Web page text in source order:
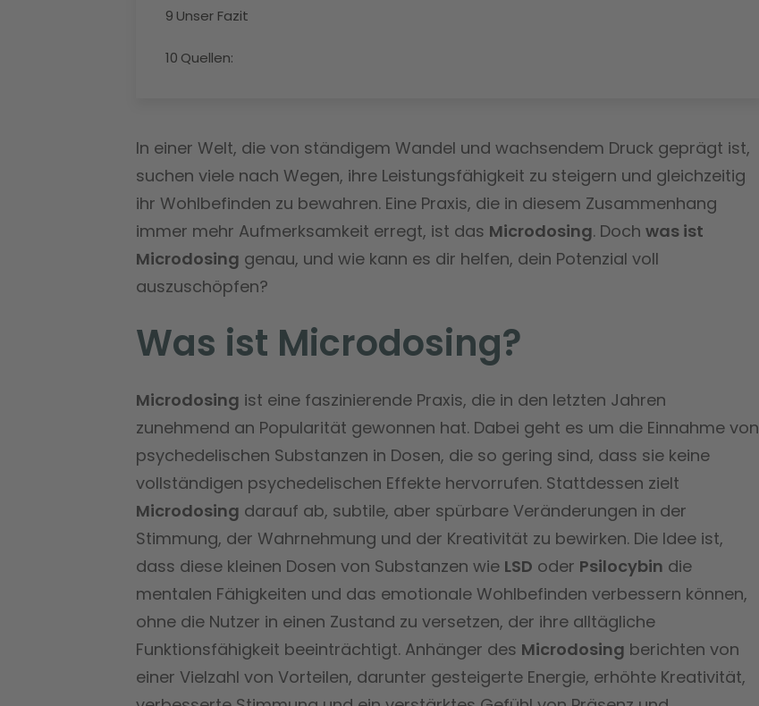
9 Unser Fazit
10 Quellen:
In einer Welt, die von ständigem Wandel und wachsendem Druck geprägt ist,
suchen viele nach Wegen, ihre Leistungsfähigkeit zu steigern und gleichzeitig
ihr Wohlbefinden zu bewahren. Eine Praxis, die in diesem Zusammenhang
immer mehr Aufmerksamkeit erregt, ist das Microdosing. Doch was ist
Microdosing genau, und wie kann es dir helfen, dein Potenzial voll
auszuschöpfen?
Was ist Microdosing?
Microdosing ist eine faszinierende Praxis, die in den letzten Jahren
zunehmend an Popularität gewonnen hat. Dabei geht es um die Einnahme von
psychedelischen Substanzen in Dosen, die so gering sind, dass sie keine
vollständigen psychedelischen Effekte hervorrufen. Stattdessen zielt
Microdosing darauf ab, subtile, aber spürbare Veränderungen in der
Stimmung, der Wahrnehmung und der Kreativität zu bewirken. Die Idee ist,
dass diese kleinen Dosen von Substanzen wie LSD oder Psilocybin die
mentalen Fähigkeiten und das emotionale Wohlbefinden verbessern können,
ohne die Nutzer in einen Zustand zu versetzen, der ihre alltägliche
Funktionsfähigkeit beeinträchtigt. Anhänger des Microdosing berichten von
einer Vielzahl von Vorteilen, darunter gesteigerte Energie, erhöhte Kreativität,